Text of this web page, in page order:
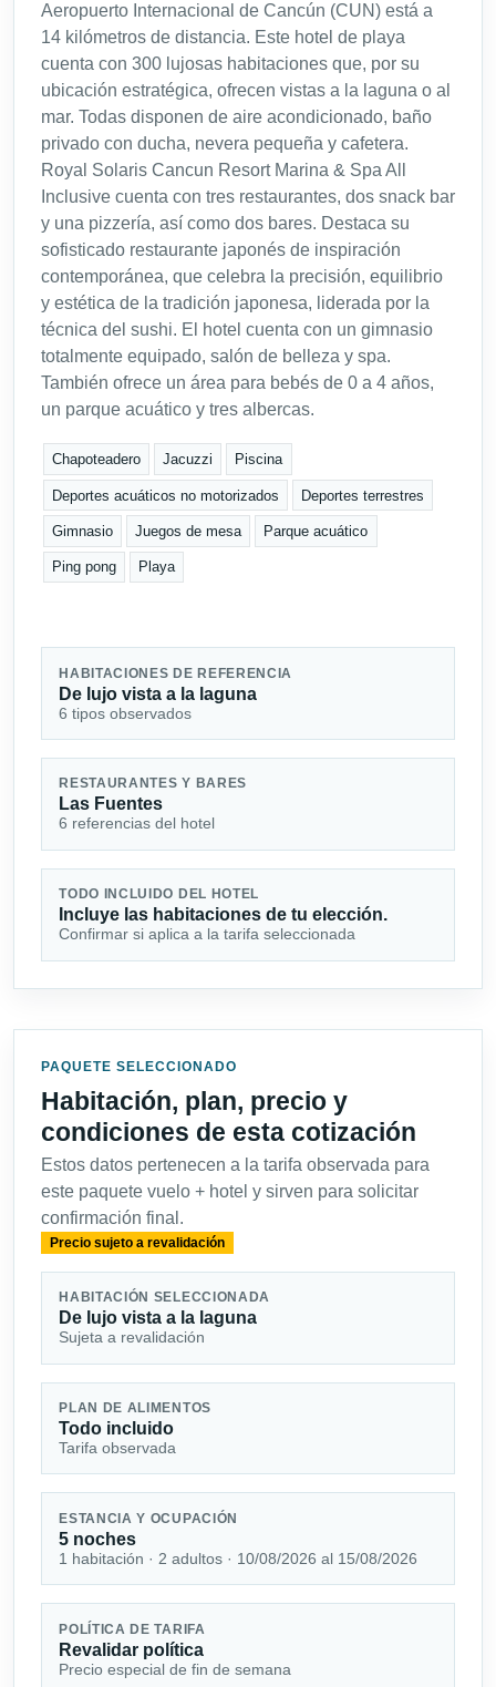
Aeropuerto Internacional de Cancún (CUN) está a
14 kilómetros de distancia. Este hotel de playa
cuenta con 300 lujosas habitaciones que, por su
ubicación estratégica, ofrecen vistas a la laguna o al
mar. Todas disponen de aire acondicionado, baño
privado con ducha, nevera pequeña y cafetera.
Royal Solaris Cancun Resort Marina & Spa All
Inclusive cuenta con tres restaurantes, dos snack bar
y una pizzería, así como dos bares. Destaca su
sofisticado restaurante japonés de inspiración
contemporánea, que celebra la precisión, equilibrio
y estética de la tradición japonesa, liderada por la
técnica del sushi. El hotel cuenta con un gimnasio
totalmente equipado, salón de belleza y spa.
También ofrece un área para bebés de 0 a 4 años,
un parque acuático y tres albercas.
Chapoteadero Jacuzzi Piscina
Deportes acuáticos no motorizados Deportes terrestres
Gimnasio Juegos de mesa Parque acuático
Ping pong Playa
HABITACIONES DE REFERENCIA
De lujo vista a la laguna
6 tipos observados
RESTAURANTES Y BARES
Las Fuentes
6 referencias del hotel
TODO INCLUIDO DEL HOTEL
Incluye las habitaciones de tu elección.
Confirmar si aplica a la tarifa seleccionada
PAQUETE SELECCIONADO
Habitación, plan, precio y
condiciones de esta cotización
Estos datos pertenecen a la tarifa observada para
este paquete vuelo + hotel y sirven para solicitar
confirmación final.
Precio sujeto a revalidación
HABITACIÓN SELECCIONADA
De lujo vista a la laguna
Sujeta a revalidación
PLAN DE ALIMENTOS
Todo incluido
Tarifa observada
ESTANCIA Y OCUPACIÓN
5 noches
1 habitación · 2 adultos · 10/08/2026 al 15/08/2026
POLÍTICA DE TARIFA
Revalidar política
Precio especial de fin de semana